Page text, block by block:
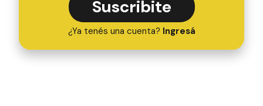
Suscribite
¿Ya tenés una cuenta? Ingresá